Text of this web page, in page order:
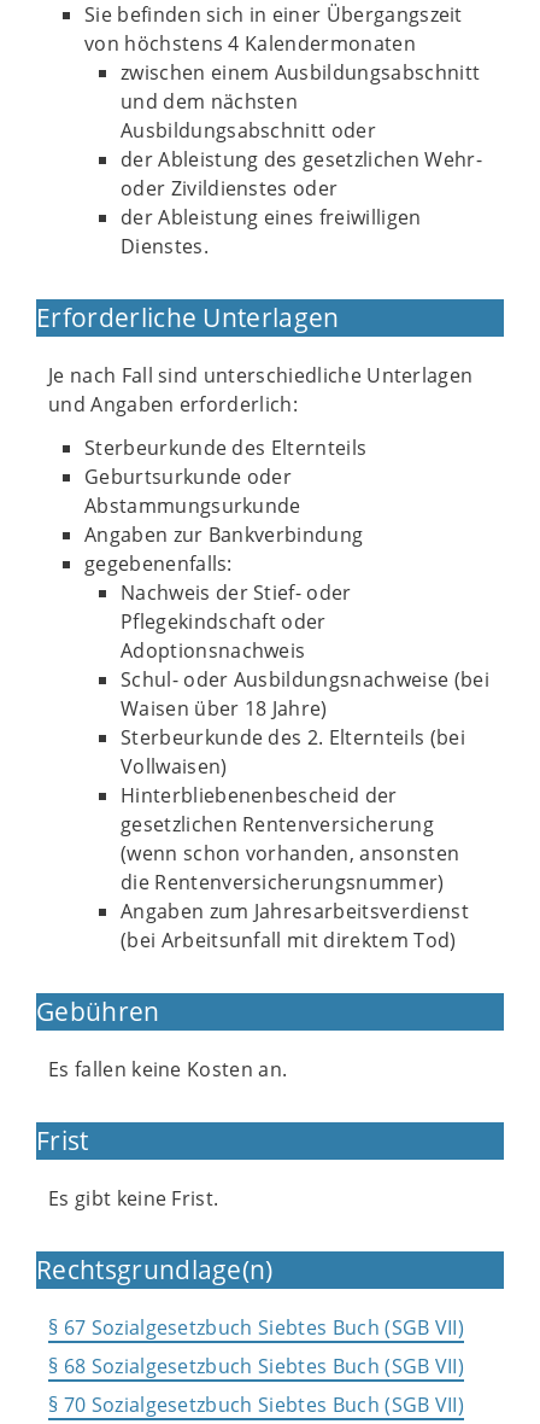
Sie befinden sich in einer Übergangszeit
von höchstens 4 Kalendermonaten
zwischen einem Ausbildungsabschnitt
und dem nächsten
Ausbildungsabschnitt oder
der Ableistung des gesetzlichen Wehr-
oder Zivildienstes oder
der Ableistung eines freiwilligen
Dienstes.
Erforderliche Unterlagen
Je nach Fall sind unterschiedliche Unterlagen
und Angaben erforderlich:
Sterbeurkunde des Elternteils
Geburtsurkunde oder
Abstammungsurkunde
Angaben zur Bankverbindung
gegebenenfalls:
Nachweis der Stief- oder
Pflegekindschaft oder
Adoptionsnachweis
Schul- oder Ausbildungsnachweise (bei
Waisen über 18 Jahre)
Sterbeurkunde des 2. Elternteils (bei
Vollwaisen)
Hinterbliebenenbescheid der
gesetzlichen Rentenversicherung
(wenn schon vorhanden, ansonsten
die Rentenversicherungsnummer)
Angaben zum Jahresarbeitsverdienst
(bei Arbeitsunfall mit direktem Tod)
Gebühren
Es fallen keine Kosten an.
Frist
Es gibt keine Frist.
Rechtsgrundlage(n)
§ 67 Sozialgesetzbuch Siebtes Buch (SGB VII)
§ 68 Sozialgesetzbuch Siebtes Buch (SGB VII)
§ 70 Sozialgesetzbuch Siebtes Buch (SGB VII)